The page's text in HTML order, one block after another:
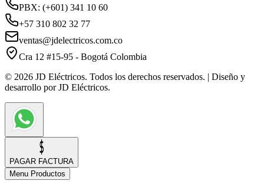
PBX: (+601) 341 10 60
+57 310 802 32 77
ventas@jdelectricos.com.co
Cra 12 #15-95 - Bogotá Colombia
© 2026 JD Eléctricos. Todos los derechos reservados. | Diseño y
desarrollo por JD Eléctricos.
PAGAR FACTURA
Menu Productos